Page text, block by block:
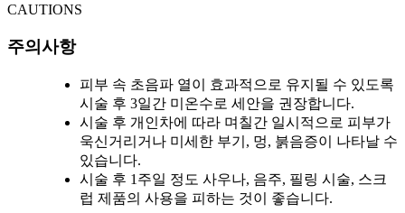
CAUTIONS
주의사항
피부 속 초음파 열이 효과적으로 유지될 수 있도록
시술 후 3일간 미온수로 세안을 권장합니다.
시술 후 개인차에 따라 며칠간 일시적으로 피부가
욱신거리거나 미세한 부기, 멍, 붉음증이 나타날 수
있습니다.
시술 후 1주일 정도 사우나, 음주, 필링 시술, 스크
럽 제품의 사용을 피하는 것이 좋습니다.